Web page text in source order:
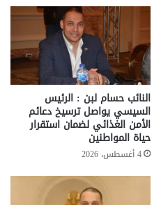
النائب حسام لبن : الرئيس
السيسي يواصل ترسيخ دعائم
الأمن الغذائي لضمان استقرار
حياة المواطنين
4 أغسطس، 2026